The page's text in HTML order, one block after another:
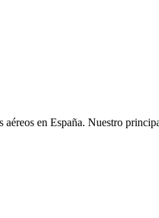
en España. Nuestro